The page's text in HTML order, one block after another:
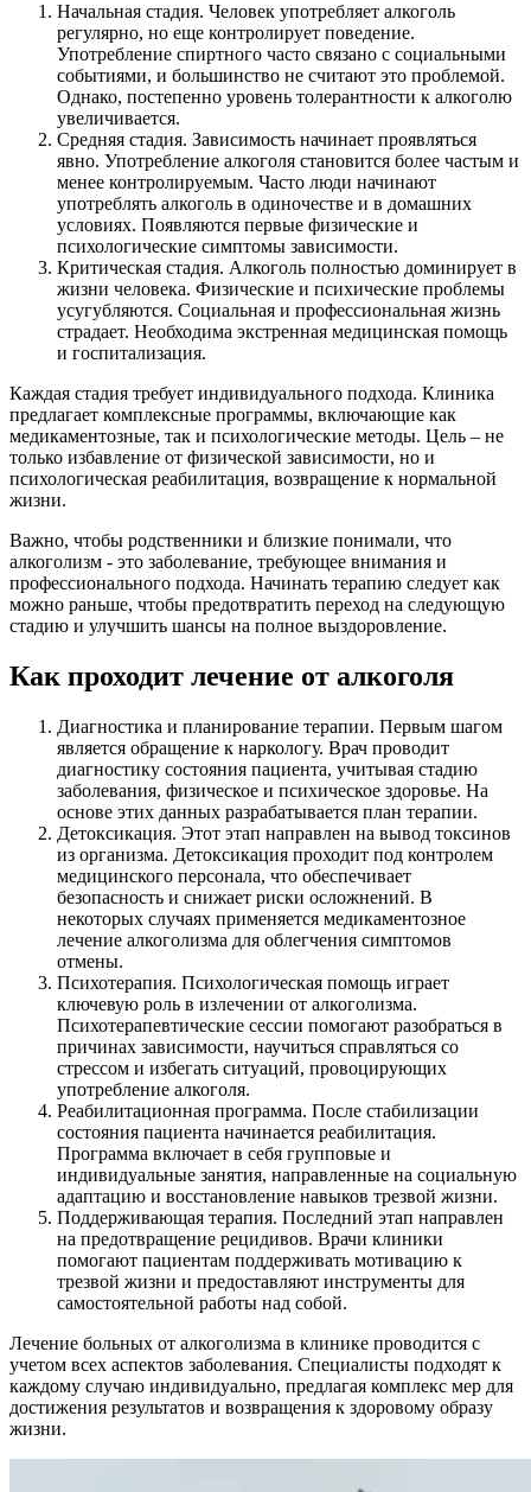
Начальная стадия. Человек употребляет алкоголь
регулярно, но еще контролирует поведение.
Употребление спиртного часто связано с социальными
событиями, и большинство не считают это проблемой.
Однако, постепенно уровень толерантности к алкоголю
увеличивается.
Средняя стадия. Зависимость начинает проявляться
явно. Употребление алкоголя становится более частым и
менее контролируемым. Часто люди начинают
употреблять алкоголь в одиночестве и в домашних
условиях. Появляются первые физические и
психологические симптомы зависимости.
Критическая стадия. Алкоголь полностью доминирует в
жизни человека. Физические и психические проблемы
усугубляются. Социальная и профессиональная жизнь
страдает. Необходима экстренная медицинская помощь
и госпитализация.
Каждая стадия требует индивидуального подхода. Клиника
предлагает комплексные программы, включающие как
медикаментозные, так и психологические методы. Цель – не
только избавление от физической зависимости, но и
психологическая реабилитация, возвращение к нормальной
жизни.
Важно, чтобы родственники и близкие понимали, что
алкоголизм - это заболевание, требующее внимания и
профессионального подхода. Начинать терапию следует как
можно раньше, чтобы предотвратить переход на следующую
стадию и улучшить шансы на полное выздоровление.
Как проходит лечение от алкоголя
Диагностика и планирование терапии. Первым шагом
является обращение к наркологу. Врач проводит
диагностику состояния пациента, учитывая стадию
заболевания, физическое и психическое здоровье. На
основе этих данных разрабатывается план терапии.
Детоксикация. Этот этап направлен на вывод токсинов
из организма. Детоксикация проходит под контролем
медицинского персонала, что обеспечивает
безопасность и снижает риски осложнений. В
некоторых случаях применяется медикаментозное
лечение алкоголизма для облегчения симптомов
отмены.
Психотерапия. Психологическая помощь играет
ключевую роль в излечении от алкоголизма.
Психотерапевтические сессии помогают разобраться в
причинах зависимости, научиться справляться со
стрессом и избегать ситуаций, провоцирующих
употребление алкоголя.
Реабилитационная программа. После стабилизации
состояния пациента начинается реабилитация.
Программа включает в себя групповые и
индивидуальные занятия, направленные на социальную
адаптацию и восстановление навыков трезвой жизни.
Поддерживающая терапия. Последний этап направлен
на предотвращение рецидивов. Врачи клиники
помогают пациентам поддерживать мотивацию к
трезвой жизни и предоставляют инструменты для
самостоятельной работы над собой.
Лечение больных от алкоголизма в клинике проводится с
учетом всех аспектов заболевания. Специалисты подходят к
каждому случаю индивидуально, предлагая комплекс мер для
достижения результатов и возвращения к здоровому образу
жизни.